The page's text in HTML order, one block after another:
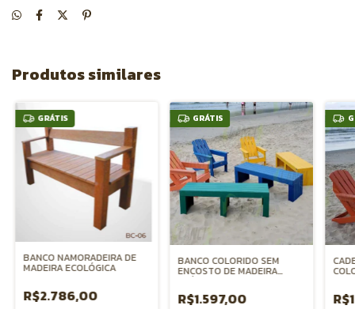
Produtos similares
GRÁTIS
BANCO NAMORADEIRA DE
MADEIRA ECOLÓGICA
R$2.786,00
GRÁTIS
BANCO COLORIDO SEM
ENCOSTO DE MADEIRA
PLÁSTICA
R$1.597,00